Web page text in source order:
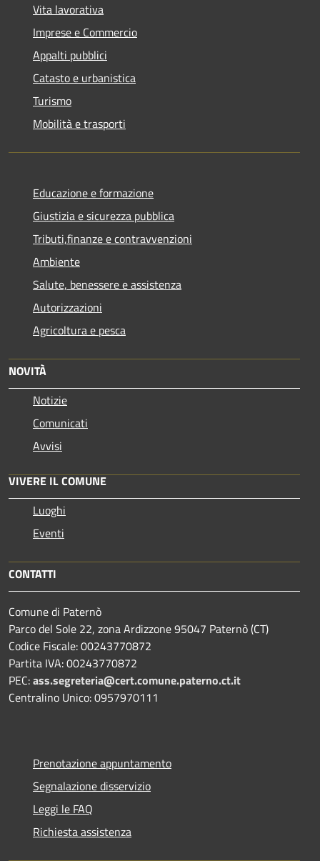
Vita lavorativa
Imprese e Commercio
Appalti pubblici
Catasto e urbanistica
Turismo
Mobilità e trasporti
Educazione e formazione
Giustizia e sicurezza pubblica
Tributi,finanze e contravvenzioni
Ambiente
Salute, benessere e assistenza
Autorizzazioni
Agricoltura e pesca
NOVITÀ
Notizie
Comunicati
Avvisi
VIVERE IL COMUNE
Luoghi
Eventi
CONTATTI
Comune di Paternò
Parco del Sole 22, zona Ardizzone 95047 Paternò (CT)
Codice Fiscale: 00243770872
Partita IVA: 00243770872
PEC:ass.segreteria@cert.comune.paterno.ct.it
Centralino Unico: 0957970111
Prenotazione appuntamento
Segnalazione disservizio
Leggi le FAQ
Richiesta assistenza